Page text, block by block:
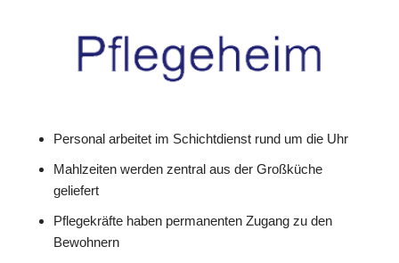
Personal arbeitet im Schichtdienst rund um die Uhr
Mahlzeiten werden zentral aus der Großküche
geliefert
Pflegekräfte haben permanenten Zugang zu den
Bewohnern